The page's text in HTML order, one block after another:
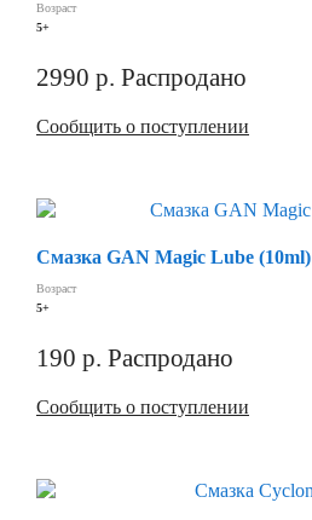
Возраст
5+
2990 р. Распродано
Сообщить о поступлении
Смазка GAN Magic Lube (10ml)
Возраст
5+
190 р. Распродано
Сообщить о поступлении